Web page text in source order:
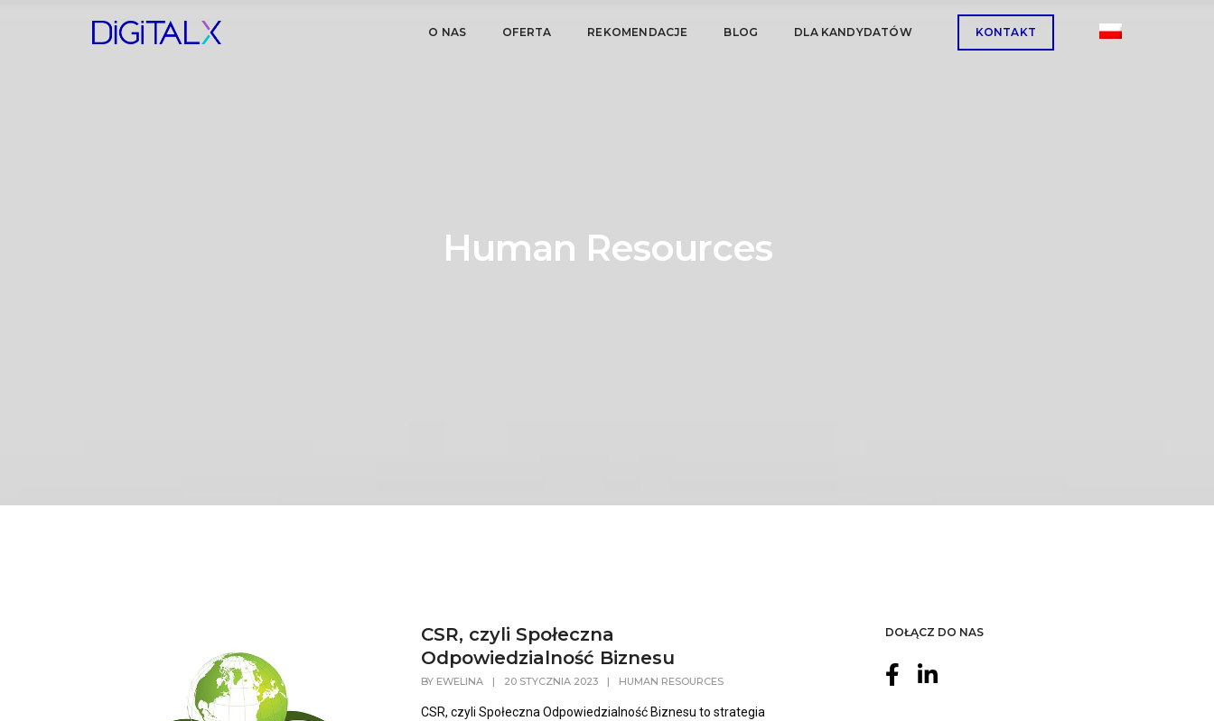
O NAS OFERTA REKOMENDACJE BLOG DLA KANDYDATÓW KONTAKT
Human Resources
CSR, czyli Społeczna
Odpowiedzialność Biznesu
BY EWELINA | 20 STYCZNIA 2023 | HUMAN RESOURCES
CSR, czyli Społeczna Odpowiedzialność Biznesu to strategia
DOŁĄCZ DO NAS